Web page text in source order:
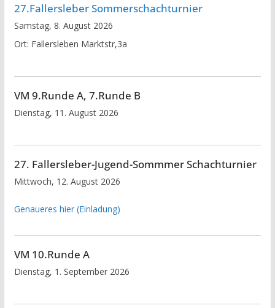
27.Fallersleber Sommerschachturnier
Samstag, 8. August 2026
Ort: Fallersleben Marktstr,3a
VM 9.Runde A, 7.Runde B
Dienstag, 11. August 2026
27. Fallersleber-Jugend-Sommmer Schachturnier
Mittwoch, 12. August 2026
Genaueres hier (Einladung)
VM 10.Runde A
Dienstag, 1. September 2026